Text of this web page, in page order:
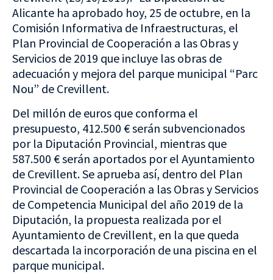
Alicante ha aprobado hoy, 25 de octubre, en la
Comisión Informativa de Infraestructuras, el
Plan Provincial de Cooperación a las Obras y
Servicios de 2019 que incluye las obras de
adecuación y mejora del parque municipal “Parc
Nou” de Crevillent.
Del millón de euros que conforma el
presupuesto, 412.500 € serán subvencionados
por la Diputación Provincial, mientras que
587.500 € serán aportados por el Ayuntamiento
de Crevillent. Se aprueba así, dentro del Plan
Provincial de Cooperación a las Obras y Servicios
de Competencia Municipal del año 2019 de la
Diputación, la propuesta realizada por el
Ayuntamiento de Crevillent, en la que queda
descartada la incorporación de una piscina en el
parque municipal.